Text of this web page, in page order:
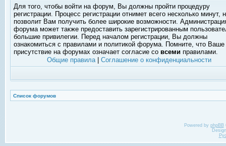
Для того, чтобы войти на форум, Вы должны пройти процедуру
регистрации. Процесс регистрации отнимет всего несколько минут,
позволит Вам получить более широкие возможности.
форума может также предоставить зарегистрированным
большие привилегии. Перед началом регистрации, Вы должны
ознакомиться с правилами и политикой форума. Помните, что Ваше
присутствие на форумах означает согласие со всеми правилами.
Общие правила| Соглашение о конфиденциальности
Список форумов
Powered by phpBB